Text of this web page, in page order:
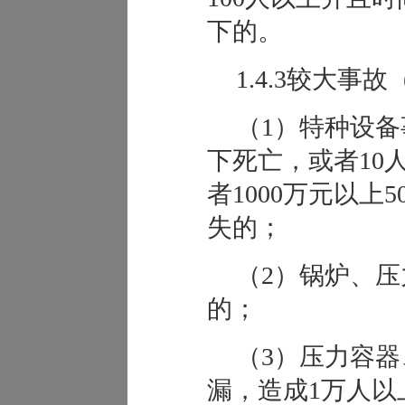
下的。
1.4.3较大事故
（1）特种设
下死亡，或者10
者1000万元以上
失的；
（2）锅炉、
的；
（3）压力容
漏，造成1万人